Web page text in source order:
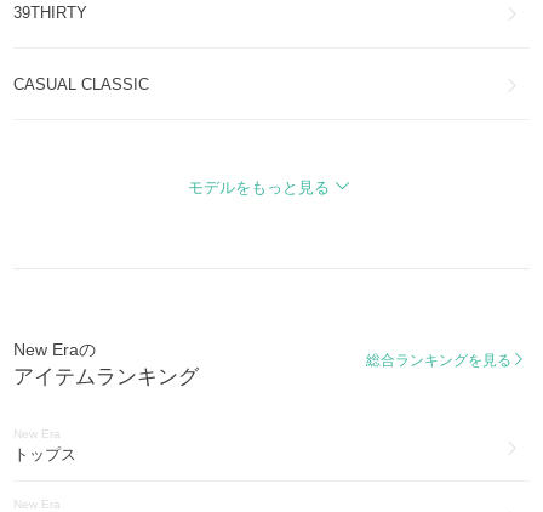
New Era
New Era
39THIRTY
CASUAL CLASSIC
モデルをもっと見る
New Eraの
アイテムランキング
総合ランキングを見る
New Era
トップス
New Era